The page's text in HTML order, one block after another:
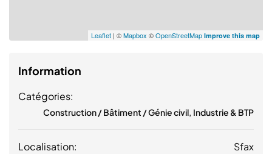
Leaflet | ©Mapbox ©OpenStreetMap Improve this map
Information
Catégories:
Construction / Bâtiment / Génie civil, Industrie & BTP
Localisation: Sfax